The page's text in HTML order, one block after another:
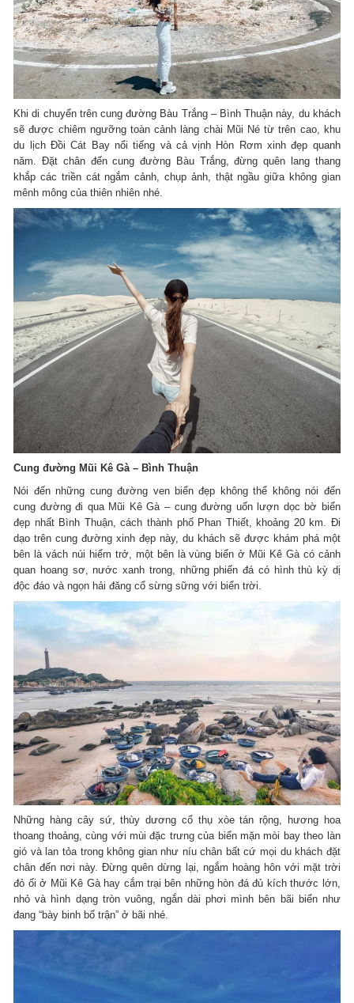
Khi di chuyển trên cung đường Bàu Trắng – Bình Thuận này, du khách
sẽ được chiêm ngưỡng toàn cảnh làng chài Mũi Né từ trên cao, khu
du lịch Đồi Cát Bay nổi tiếng và cả vịnh Hòn Rơm xinh đẹp quanh
năm. Đặt chân đến cung đường Bàu Trắng, đừng quên lang thang
khắp các triền cát ngắm cảnh, chụp ảnh, thật ngầu giữa không gian
mênh mông của thiên nhiên nhé.
Cung đường Mũi Kê Gà – Bình Thuận
Nói đến những cung đường ven biển đẹp không thể không nói đến
cung đường đi qua Mũi Kê Gà – cung đường uốn lượn dọc bờ biển
đẹp nhất Bình Thuận, cách thành phố Phan Thiết, khoảng 20 km. Đi
dạo trên cung đường xinh đẹp này, du khách sẽ được khám phá một
bên là vách núi hiểm trở, một bên là vùng biển ở Mũi Kê Gà có cảnh
quan hoang sơ, nước xanh trong, những phiến đá có hình thù kỳ dị
độc đáo và ngọn hải đăng cổ sừng sững với biển trời.
Những hàng cây sứ, thùy dương cổ thụ xòe tán rộng, hương hoa
thoang thoảng, cùng với mùi đặc trưng của biển mặn mòi bay theo làn
gió và lan tỏa trong không gian như níu chân bất cứ mọi du khách đặt
chân đến nơi này. Đừng quên dừng lại, ngắm hoàng hôn với mặt trời
đỏ ối ở Mũi Kê Gà hay cắm trại bên những hòn đá đủ kích thước lớn,
nhỏ và hình dạng tròn vuông, ngắn dài phơi mình bên bãi biển như
đang “bày binh bố trận” ở bãi nhé.